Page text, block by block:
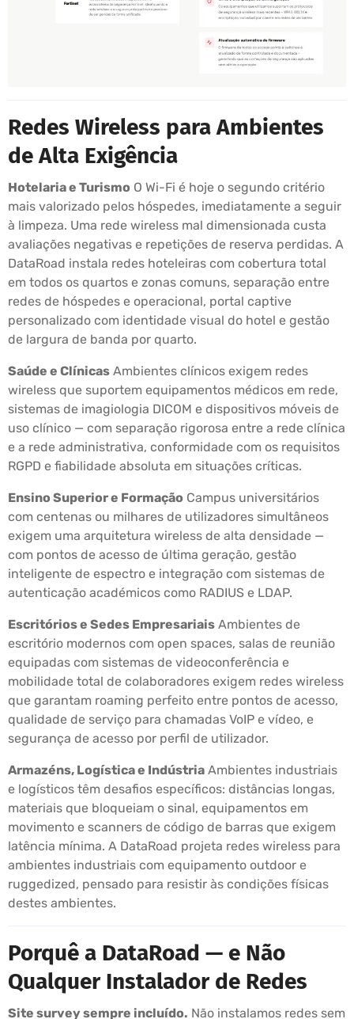
Redes Wireless para Ambientes
de Alta Exigência
Hotelaria e Turismo O Wi-Fi é hoje o segundo critério
mais valorizado pelos hóspedes, imediatamente a seguir
à limpeza. Uma rede wireless mal dimensionada custa
avaliações negativas e repetições de reserva perdidas. A
DataRoad instala redes hoteleiras com cobertura total
em todos os quartos e zonas comuns, separação entre
redes de hóspedes e operacional, portal captive
personalizado com identidade visual do hotel e gestão
de largura de banda por quarto.
Saúde e Clínicas Ambientes clínicos exigem redes
wireless que suportem equipamentos médicos em rede,
sistemas de imagiologia DICOM e dispositivos móveis de
uso clínico — com separação rigorosa entre a rede clínica
e a rede administrativa, conformidade com os requisitos
RGPD e fiabilidade absoluta em situações críticas.
Ensino Superior e Formação Campus universitários
com centenas ou milhares de utilizadores simultâneos
exigem uma arquitetura wireless de alta densidade —
com pontos de acesso de última geração, gestão
inteligente de espectro e integração com sistemas de
autenticação académicos como RADIUS e LDAP.
Escritórios e Sedes Empresariais Ambientes de
escritório modernos com open spaces, salas de reunião
equipadas com sistemas de videoconferência e
mobilidade total de colaboradores exigem redes wireless
que garantam roaming perfeito entre pontos de acesso,
qualidade de serviço para chamadas VoIP e vídeo, e
segurança de acesso por perfil de utilizador.
Armazéns, Logística e Indústria Ambientes industriais
e logísticos têm desafios específicos: distâncias longas,
materiais que bloqueiam o sinal, equipamentos em
movimento e scanners de código de barras que exigem
latência mínima. A DataRoad projeta redes wireless para
ambientes industriais com equipamento outdoor e
ruggedized, pensado para resistir às condições físicas
destes ambientes.
Porquê a DataRoad — e Não
Qualquer Instalador de Redes
Site survey sempre incluído. Não instalamos redes sem